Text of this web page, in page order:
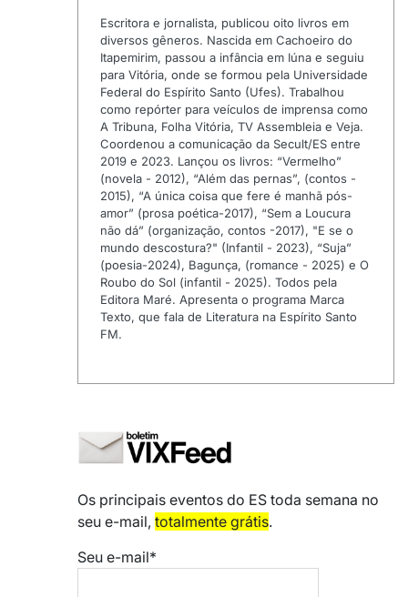
Escritora e jornalista, publicou oito livros em
diversos gêneros. Nascida em Cachoeiro do
Itapemirim, passou a infância em Iúna e seguiu
para Vitória, onde se formou pela Universidade
Federal do Espírito Santo (Ufes). Trabalhou
como repórter para veículos de imprensa como
A Tribuna, Folha Vitória, TV Assembleia e Veja.
Coordenou a comunicação da Secult/ES entre
2019 e 2023. Lançou os livros: “Vermelho”
(novela - 2012), “Além das pernas”, (contos -
2015), “A única coisa que fere é manhã pós-
amor” (prosa poética-2017), “Sem a Loucura
não dá” (organização, contos -2017), "E se o
mundo descostura?" (Infantil - 2023), “Suja”
(poesia-2024), Bagunça, (romance - 2025) e O
Roubo do Sol (infantil - 2025). Todos pela
Editora Maré. Apresenta o programa Marca
Texto, que fala de Literatura na Espírito Santo
FM.
Os principais eventos do ES toda semana no
seu e-mail, totalmente grátis.
Seu e-mail*